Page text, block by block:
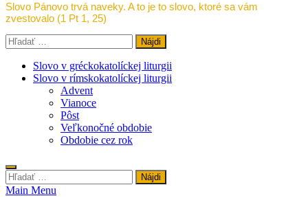
Slovo Pánovo trvá naveky. A to je to slovo, ktoré sa vám
zvestovalo (1 Pt 1, 25)
Hľadať:
Slovo v gréckokatolíckej liturgii
Slovo v rímskokatolíckej liturgii
Advent
Vianoce
Pôst
Veľkonočné obdobie
Obdobie cez rok
Hľadať:
Main Menu